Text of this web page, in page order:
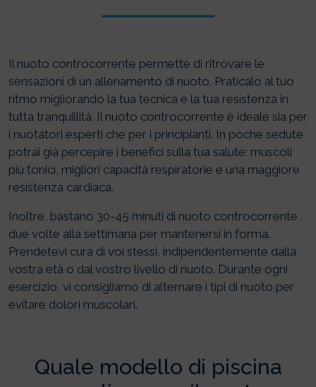
Il nuoto controcorrente permette di ritrovare le
sensazioni di un allenamento di nuoto. Praticalo al tuo
ritmo migliorando la tua tecnica e la tua resistenza in
tutta tranquillità. Il nuoto controcorrente è ideale sia per
i nuotatori esperti che per i principianti. In poche sedute
potrai già percepire i benefici sulla tua salute: muscoli
più tonici, migliori capacità respiratorie e una maggiore
resistenza cardiaca.
Inoltre, bastano 30-45 minuti di nuoto controcorrente
due volte alla settimana per mantenersi in forma.
Prendetevi cura di voi stessi, indipendentemente dalla
vostra età o dal vostro livello di nuoto. Durante ogni
esercizio, vi consigliamo di alternare i tipi di nuoto per
evitare dolori muscolari.
Quale modello di piscina